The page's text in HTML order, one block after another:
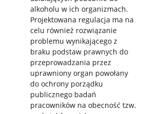
alkoholu w ich organizmach.
Projektowana regulacja ma na
celu również rozwiązanie
problemu wynikającego z
braku podstaw prawnych do
przeprowadzania przez
uprawniony organ powołany
do ochrony porządku
publicznego badań
pracowników na obecność tzw.